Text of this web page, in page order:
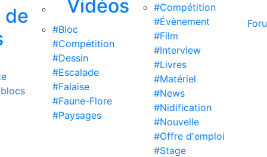
de
Vidéos
#Bloc
#Compétition
#Dessin
#Escalade
#Falaise
#Faune-Flore
#Paysages
#Compétition
#Évènement
#Film
#Interview
#Livres
#Matériel
#News
#Nidification
#Nouvelle
#Offre d'emploi
#Stage